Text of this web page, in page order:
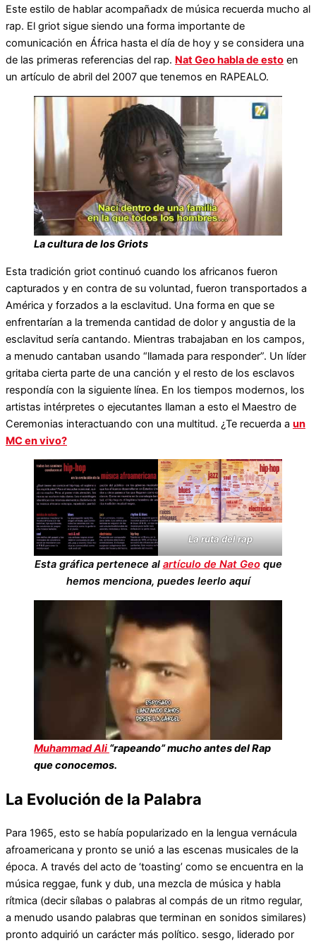
Este estilo de hablar acompañadx de música recuerda mucho al
rap. El griot sigue siendo una forma importante de
comunicación en África hasta el día de hoy y se considera una
de las primeras referencias del rap. Nat Geo habla de esto en
un artículo de abril del 2007 que tenemos en RAPEALO.
La cultura de los Griots
Esta tradición griot continuó cuando los africanos fueron
capturados y en contra de su voluntad, fueron transportados a
América y forzados a la esclavitud. Una forma en que se
enfrentarían a la tremenda cantidad de dolor y angustia de la
esclavitud sería cantando. Mientras trabajaban en los campos,
a menudo cantaban usando “llamada para responder”. Un líder
gritaba cierta parte de una canción y el resto de los esclavos
respondía con la siguiente línea. En los tiempos modernos, los
artistas intérpretes o ejecutantes llaman a esto el Maestro de
Ceremonias interactuando con una multitud. ¿Te recuerda a un
MC en vivo?
La ruta del rap
Esta gráfica pertenece al artículo de Nat Geoque
hemos menciona, puedes leerlo aquí
Muhammad Ali “rapeando” mucho antes del Rap
que conocemos.
La Evolución de la Palabra
Para 1965, esto se había popularizado en la lengua vernácula
afroamericana y pronto se unió a las escenas musicales de la
época. A través del acto de ‘toasting’ como se encuentra en la
música reggae, funk y dub, una mezcla de música y habla
rítmica (decir sílabas o palabras al compás de un ritmo regular,
a menudo usando palabras que terminan en sonidos similares)
pronto adquirió un carácter más político. sesgo, liderado por